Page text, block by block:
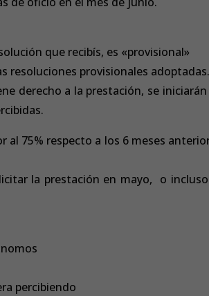
que recibís, es «provisional»
resoluciones provisionales
derecho a la prestación, se
75% respecto a los 6 meses
la prestación en mayo, o
percibiendo